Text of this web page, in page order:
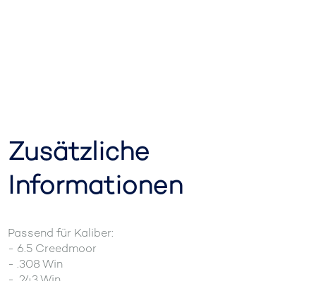
Zusätzliche
Informationen
Passend für Kaliber:
- 6.5 Creedmoor
- .308 Win